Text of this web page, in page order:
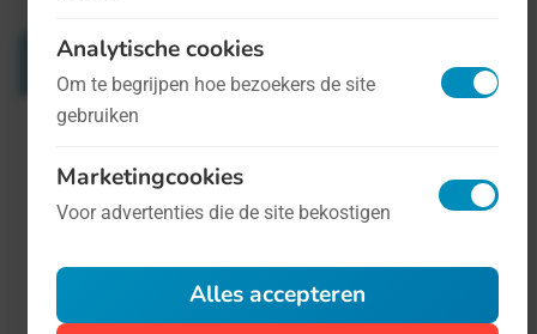
Verwante Dagen
4 december
nog geen uitgebreide informatie
beschikbaar. Probeer het later nog eens, of
Analytische cookies
Om te begrijpen hoe bezoekers de site
gebruiken
Marketingcookies
Voor advertenties die de site bekostigen
Alles accepteren